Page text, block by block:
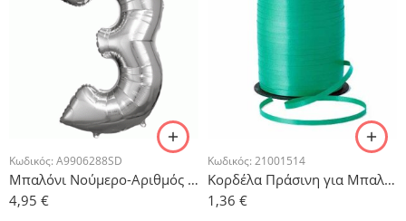
Κωδικός: A9906288SD
Μπαλόνι Νούμερο-Αριθμός 3 Ασημί 86x55cm
4,95 €
Κωδικός: 21001514
Κορδέλα Πράσινη για Μπαλόνια 500μ
1,36 €